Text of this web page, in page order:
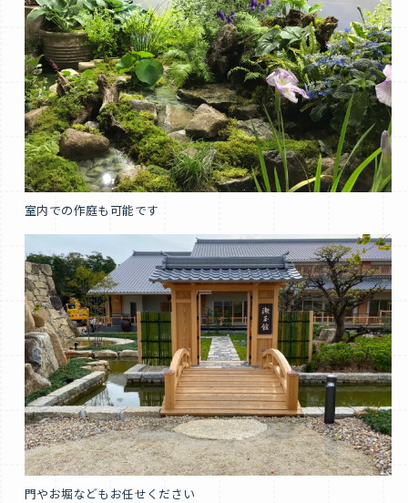
室内での作庭も可能です
門やお堀などもお任せください